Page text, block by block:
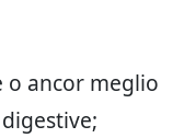
o ancor meglio